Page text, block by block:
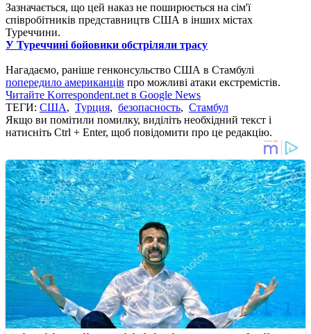
Зазначається, що цей наказ не поширюється на сім'ї
співробітників представництв США в інших містах
Туреччини.
У Туреччині бойовики обстріляли трасу
Нагадаємо, раніше генконсульство США в Стамбулі
попередило американців про можливі атаки екстремістів.
Читайте Korrespondent.net в Google News
ТЕГИ: США, Турция, безопасность, Стамбул
Якщо ви помітили помилку, виділіть необхідний текст і
натисніть Ctrl + Enter, щоб повідомити про це редакцію.